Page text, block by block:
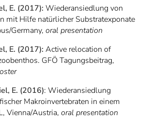
E. (2017): Wiederansiedlung von
mit Hilfe natürlicher Substratexponate
Germany, oral presentation
E. (2017): Active relocation of
GFÖ Tagungsbeitrag,
E. (2016): Wiederansiedlung
Makroinvertebraten in einem
Vienna/Austria, oral presentation